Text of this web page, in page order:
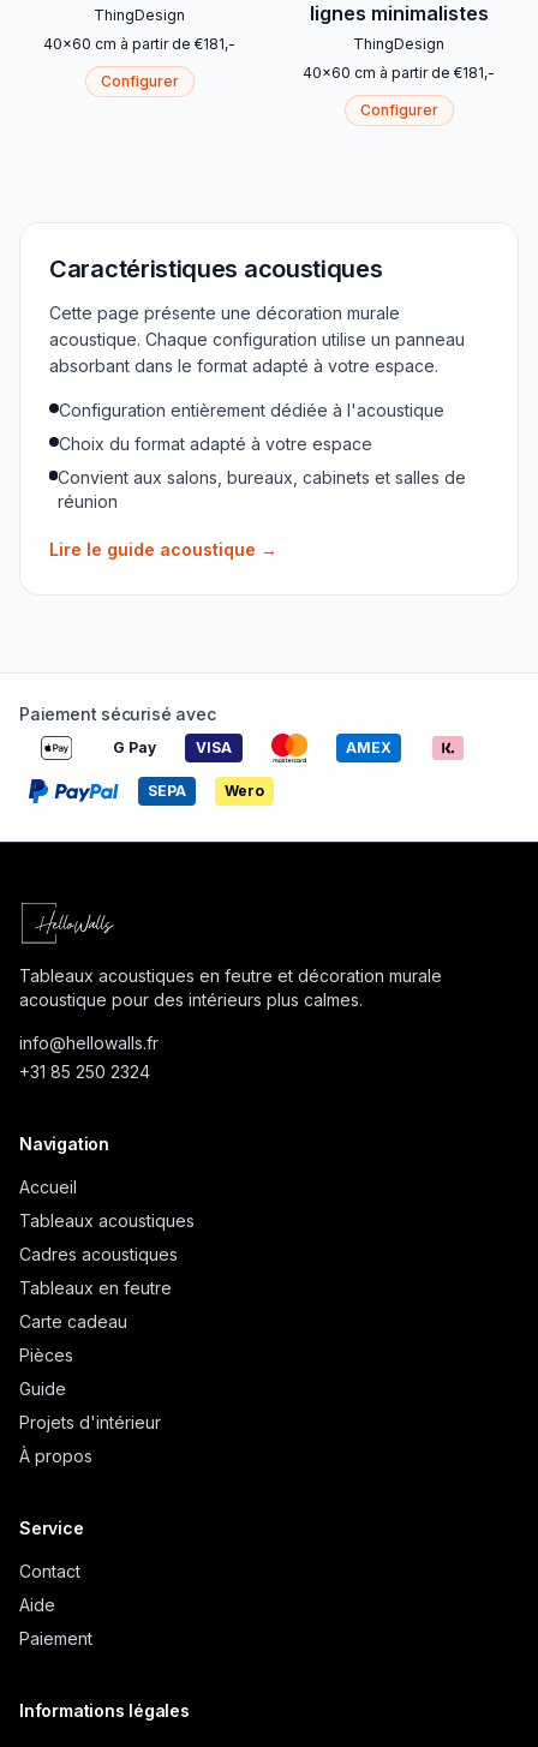
ThingDesign
40x60 cm à partir de €181,-
Configurer
lignes minimalistes
ThingDesign
40x60 cm à partir de €181,-
Configurer
Caractéristiques acoustiques
Cette page présente une décoration murale
acoustique. Chaque configuration utilise un panneau
absorbant dans le format adapté à votre espace.
Configuration entièrement dédiée à l'acoustique
Choix du format adapté à votre espace
Convient aux salons, bureaux, cabinets et salles de
réunion
Lire le guide acoustique →
Paiement sécurisé avec
G Pay VISA AMEX
SEPA Wero
Tableaux acoustiques en feutre et décoration murale
acoustique pour des intérieurs plus calmes.
info@hellowalls.fr
+31 85 250 2324
Navigation
Accueil
Tableaux acoustiques
Cadres acoustiques
Tableaux en feutre
Carte cadeau
Pièces
Guide
Projets d'intérieur
À propos
Service
Contact
Aide
Paiement
Informations légales